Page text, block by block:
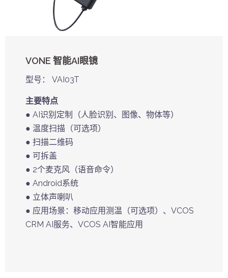
VONE 智能AI眼镜
型号： VAI03T
主要特点
● AI识别定制（人脸识别、图像、物体等）
● 温度扫描（可选项）
● 扫描二维码
● 可拆盖
● 2个麦克风（语音命令）
● Android系统
● 立体声喇叭
● 应用场景：移动应用测温（可选项）、VCOS
CRM AI服务、VCOS AI智能应用